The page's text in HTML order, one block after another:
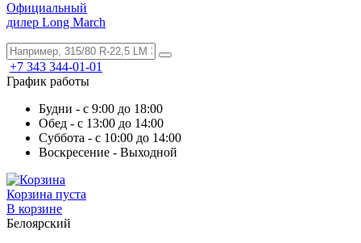
Официальный
дилер Long March
+7 343 344-01-01
График работы
Будни - с 9:00 до 18:00
Обед - с 13:00 до 14:00
Суббота - с 10:00 до 14:00
Воскресение - Выходной
Корзина пуста
В корзине
Белоярский